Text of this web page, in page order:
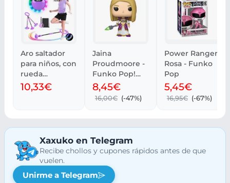
Aro saltador
para niños, con
rueda
luminosa y
contador.
10,33€
Jaina
Proudmoore -
Funko Pop!
Games: World
of Warcraft
8,45€
16,00€ (-47%)
Power Ranger
Rosa - Funko
Pop
5,45€
16,95€ (-67%)
Xaxuko en Telegram
Recibe chollos y cupones rápidos antes de que
vuelen.
Unirme a Telegram